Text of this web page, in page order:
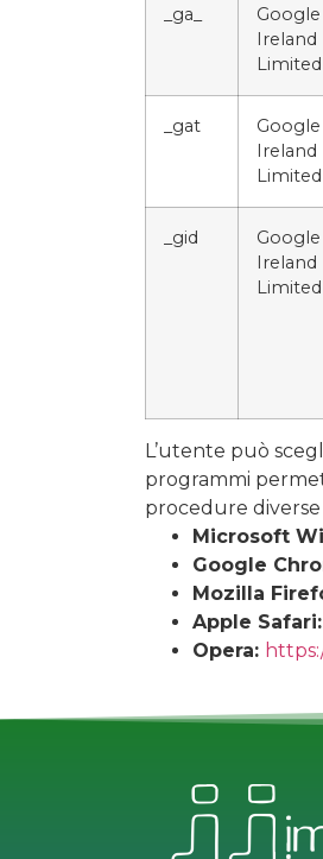
_ga_
Google
Ireland
Limited
_gat
Google
Ireland
Limited
_gid
Google
Ireland
Limited
L’utente può
programmi
procedure
Microsoft
Google
Mozilla
Apple Safari:
Opera: